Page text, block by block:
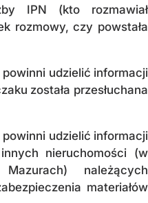
IPN (kto rozmawiał
rozmowy, czy powstała
powinni udzielić informacji
została przesłuchana
powinni udzielić informacji
nieruchomości (w
należących
materiałów